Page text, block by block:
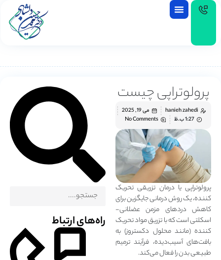
EN
پرولوتراپی چیست
hanieh zahedi
می 19, 2025
1:27 ب.ظ
No Comments
پرولوتراپی یا درمان تزریقی تحریک‌‌
کننده، یک روش درمانی جایگزین برای
کاهش دردهای مزمن عضلانی-
اسکلتی است که با تزریق مواد تحریک‌
کننده (مانند محلول دکستروز) به
بافت‌های آسیب‌‌دیده، فرآیند ترمیم
طبیعی بدن را فعال می‌کند.
راه‌های ارتباط